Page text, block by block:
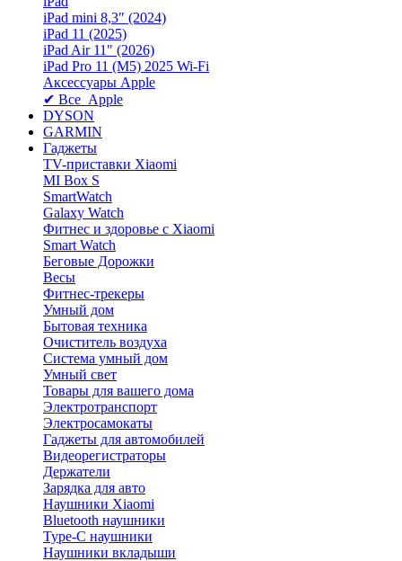
iPad mini 8,3″ (2024)
iPad 11 (2025)
iPad Air 11" (2026)
iPad Pro 11 (M5) 2025 Wi-Fi
Аксессуары Apple
✔ Все Apple
DYSON
GARMIN
Гаджеты
TV-приставки Xiaomi
MI Box S
SmartWatch
Galaxy Watch
Фитнес и здоровье с Xiaomi
Smart Watch
Беговые Дорожки
Весы
Фитнес-трекеры
Умный дом
Бытовая техника
Очиститель воздуха
Система умный дом
Умный свет
Товары для вашего дома
Электротранспорт
Электросамокаты
Гаджеты для автомобилей
Видеорегистраторы
Держатели
Зарядка для авто
Наушники Xiaomi
Bluetooth наушники
Type-C наушники
Наушники вкладыши